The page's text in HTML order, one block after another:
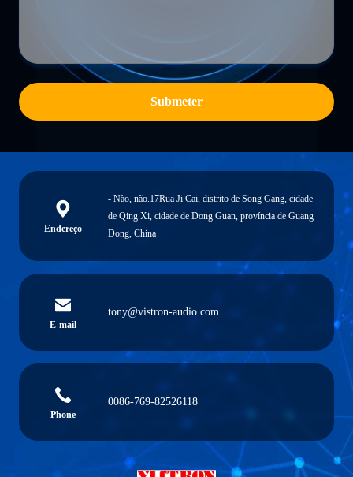
Submeter
Endereço
- Não, não.17Rua Ji Cai, distrito de Song Gang, cidade
de Qing Xi, cidade de Dong Guan, província de Guang
Dong, China
E-mail
tony@vistron-audio.com
Phone
0086-769-82526118